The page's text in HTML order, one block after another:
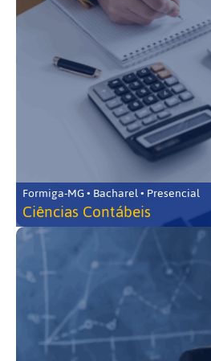
Formiga-MG • Bacharel • Presencial
Ciências Contábeis